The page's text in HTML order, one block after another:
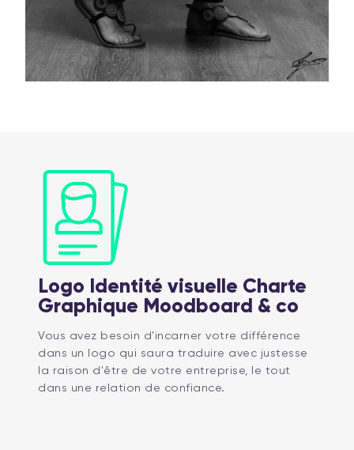
Logo Identité visuelle Charte
Graphique Moodboard & co
Vous avez besoin d'incarner votre différence
dans un logo qui saura traduire avec justesse
la raison d'être de votre entreprise, le tout
dans une relation de confiance.